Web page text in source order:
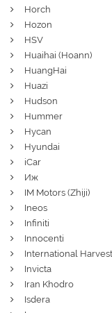
Horch
Hozon
HSV
Huaihai (Hoann)
HuangHai
Huazi
Hudson
Hummer
Hycan
Hyundai
iCar
Иж
IM Motors (Zhiji)
Ineos
Infiniti
Innocenti
International
Invicta
Iran Khodro
Isdera